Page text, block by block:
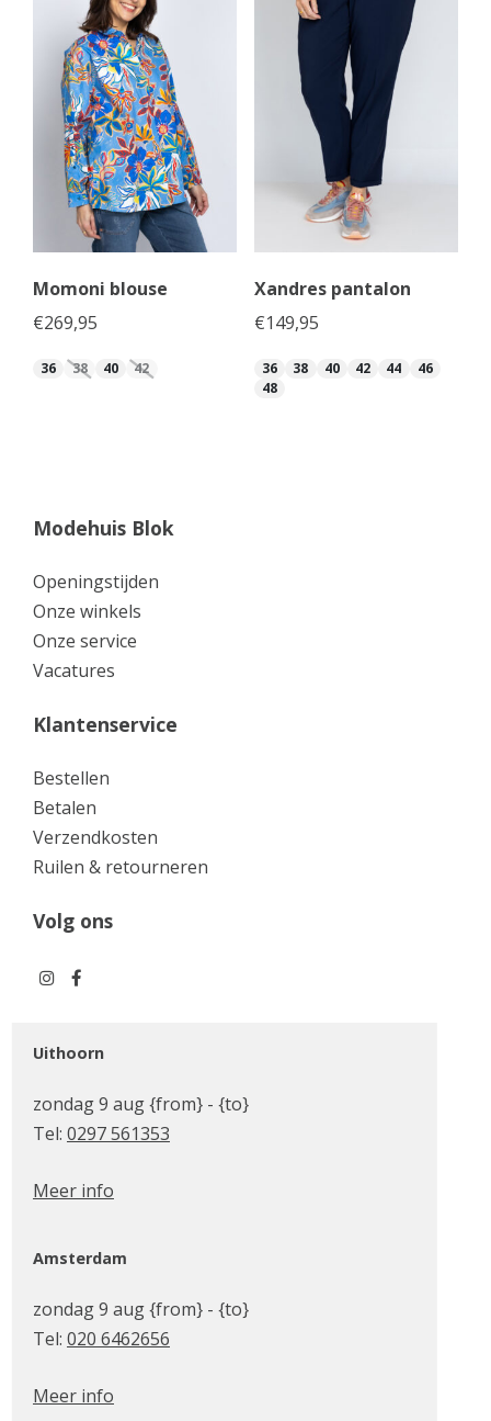
Momoni blouse
€269,95
36 38 40 42
Xandres pantalon
€149,95
36 38 40 42 44
46
48
Modehuis Blok
Openingstijden
Onze winkels
Onze service
Vacatures
Klantenservice
Bestellen
Betalen
Verzendkosten
Ruilen & retourneren
Volg ons
Uithoorn
zondag 9 aug {from} - {to}
Tel: 0297 561353
Meer info
Amsterdam
zondag 9 aug {from} - {to}
Tel: 020 6462656
Meer info